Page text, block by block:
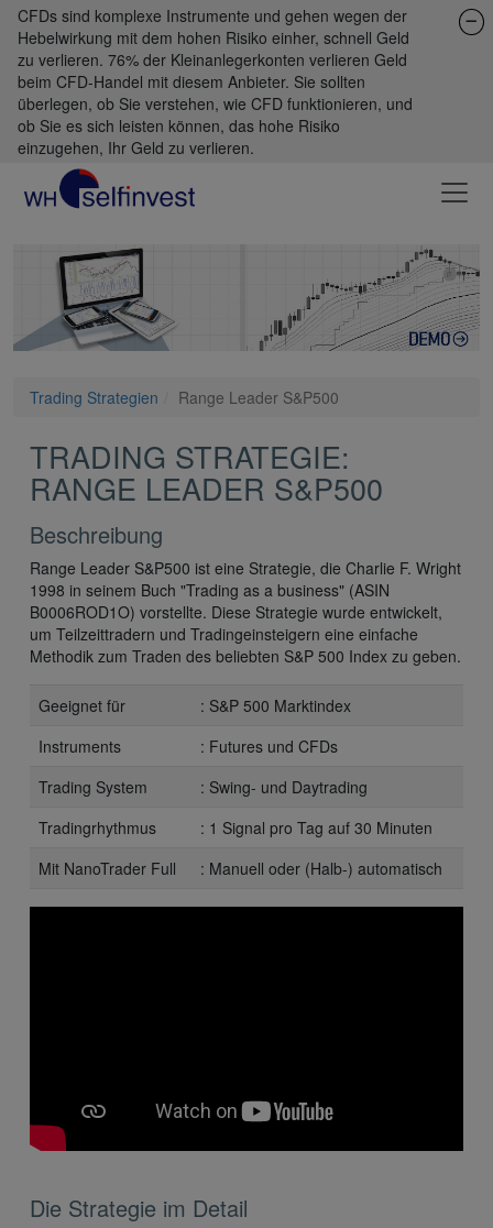
CFDs sind komplexe Instrumente und gehen wegen der
Hebelwirkung mit dem hohen Risiko einher, schnell Geld
zu verlieren. 76% der Kleinanlegerkonten verlieren Geld
beim CFD-Handel mit diesem Anbieter. Sie sollten
überlegen, ob Sie verstehen, wie CFD funktionieren, und
ob Sie es sich leisten können, das hohe Risiko
einzugehen, Ihr Geld zu verlieren.
Trading Strategien Range Leader S&P500
TRADING STRATEGIE:
RANGE LEADER S&P500
Beschreibung
Range Leader S&P500 ist eine Strategie, die Charlie F. Wright
1998 in seinem Buch "Trading as a business" (ASIN
B0006ROD1O) vorstellte. Diese Strategie wurde entwickelt,
um Teilzeittradern und Tradingeinsteigern eine einfache
Methodik zum Traden des beliebten S&P 500 Index zu geben.
Geeignet für
: S&P 500 Marktindex
Instruments
: Futures und CFDs
Trading System
: Swing- und Daytrading
Tradingrhythmus
: 1 Signal pro Tag auf 30 Minuten
Mit NanoTrader Full
: Manuell oder (Halb-) automatisch
Die Strategie im Detail